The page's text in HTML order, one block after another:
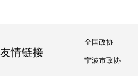
友情链接
全国政协
宁波市政协